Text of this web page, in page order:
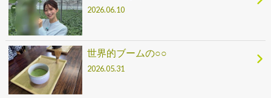
2026.06.10
世界的ブームの○○
2026.05.31